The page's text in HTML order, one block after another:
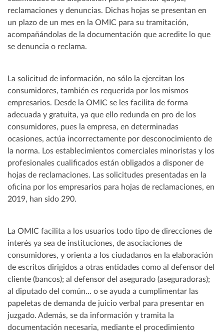
reclamaciones y denuncias. Dichas hojas se presentan en
un plazo de un mes en la OMIC para su tramitación,
acompañándolas de la documentación que acredite lo que
se denuncia o reclama.
La solicitud de información, no sólo la ejercitan los
consumidores, también es requerida por los mismos
empresarios. Desde la OMIC se les facilita de forma
adecuada y gratuita, ya que ello redunda en pro de los
consumidores, pues la empresa, en determinadas
ocasiones, actúa incorrectamente por desconocimiento de
la norma. Los establecimientos comerciales minoristas y los
profesionales cualificados están obligados a disponer de
hojas de reclamaciones. Las solicitudes presentadas en la
oficina por los empresarios para hojas de reclamaciones, en
2019, han sido 290.
La OMIC facilita a los usuarios todo tipo de direcciones de
interés ya sea de instituciones, de asociaciones de
consumidores, y orienta a los ciudadanos en la elaboración
de escritos dirigidos a otras entidades como al defensor del
cliente (bancos); al defensor del asegurado (aseguradoras);
al diputado del común… o se ayuda a cumplimentar las
papeletas de demanda de juicio verbal para presentar en
juzgado. Además, se da información y tramita la
documentación necesaria, mediante el procedimiento